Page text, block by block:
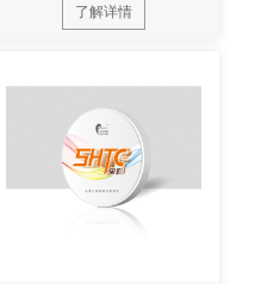
了解详情